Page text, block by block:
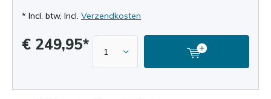
* Incl. btw, Incl. Verzendkosten
€ 249,95*